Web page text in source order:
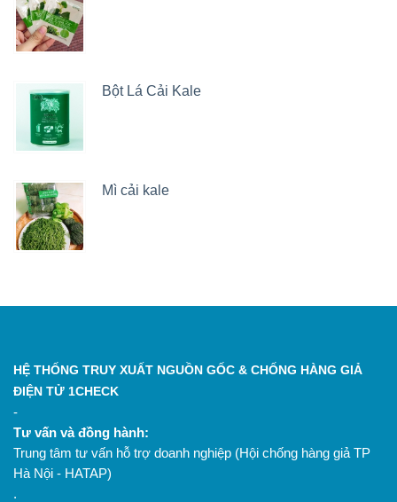
Bột Lá Cải Kale
Mì cải kale
HỆ THỐNG TRUY XUẤT NGUỒN GỐC & CHỐNG HÀNG GIẢ
ĐIỆN TỬ 1CHECK
-
Tư vấn và đồng hành:
Trung tâm tư vấn hỗ trợ doanh nghiệp (Hội chống hàng giả TP
Hà Nội - HATAP)
.